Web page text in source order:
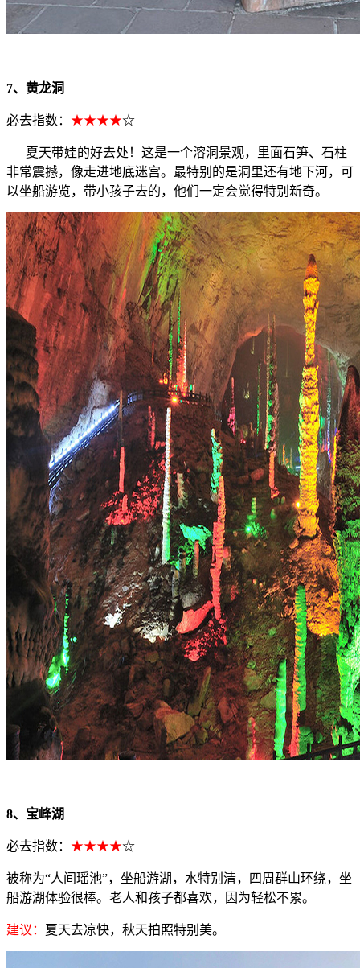
7、黄龙洞
必去指数： ★★★★☆
夏天带娃的好去处！这是一个溶洞景观，里面石笋、石柱
非常震撼，像走进地底迷宫。最特别的是洞里还有地下河，可
以坐船游览，带小孩子去的，他们一定会觉得特别新奇。
8、宝峰湖
必去指数： ★★★★☆
被称为“人间瑶池”，坐船游湖，水特别清，四周群山环绕，坐
船游湖体验很棒。老人和孩子都喜欢，因为轻松不累。
建议： 夏天去凉快，秋天拍照特别美。